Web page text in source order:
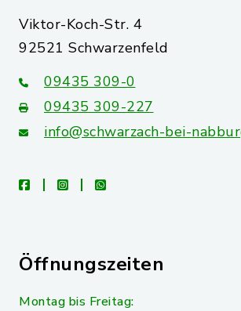
Viktor-Koch-Str. 4
92521 Schwarzenfeld
09435 309-0
09435 309-227
info@schwarzach-bei-
facebookinstagramwhatsapp
Öffnungszeiten
Montag bis Freitag: